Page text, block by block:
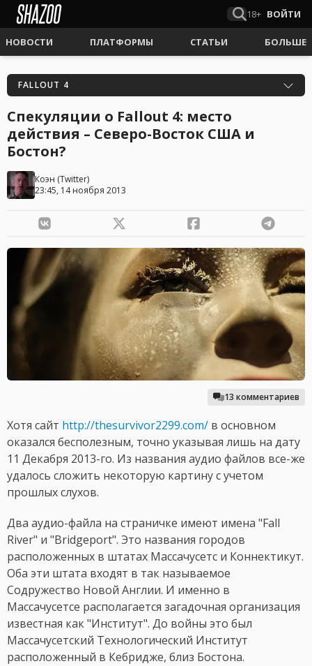
18+ ВОЙТИ
НОВОСТИ ПЛАТФОРМЫ СТАТЬИ БОЛЬШЕ
FALLOUT 4
Спекуляции о Fallout 4: место
действия – Северо-Восток США и
Бостон?
Коэн (Twitter)
23:45, 14 ноября 2013
13 комментариев
Хотя сайт http://thesurvivor2299.com/ в основном
оказался бесполезным, точно указывая лишь на дату
11 Декабря 2013-го. Из названия аудио файлов все-же
удалось сложить некоторую картину с учетом
прошлых слухов.
Два аудио-файла на страничке имеют имена "Fall
River" и "Bridgeport". Это названия городов
расположенных в штатах Массачусетс и Коннектикут.
Оба эти штата входят в так называемое
Содружество Новой Англии. И именно в
Массачусетсе располагается загадочная организация
известная как "Институт". До войны это был
Массачусетский Технологический Институт
расположенный в Кебридже, близ Бостона.